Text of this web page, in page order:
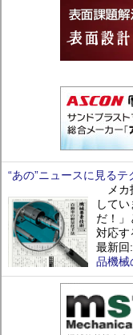
“あの”ニュースに見るテ
メカ
して
だ！
対応す
最新回:
品機械